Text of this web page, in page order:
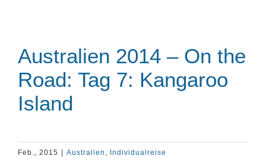
Australien 2014 – On the
Road: Tag 7: Kangaroo
Island
Feb., 2015 Australien ,
Individualreise